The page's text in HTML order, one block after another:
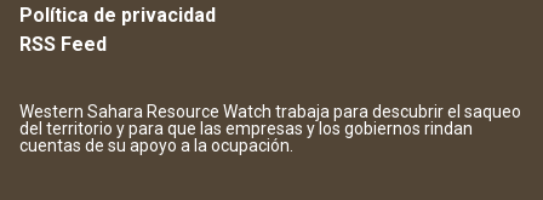
Política de privacidad
RSS Feed
Western Sahara Resource Watch trabaja para descubrir el saqueo
del territorio y para que las empresas y los gobiernos rindan
cuentas de su apoyo a la ocupación.